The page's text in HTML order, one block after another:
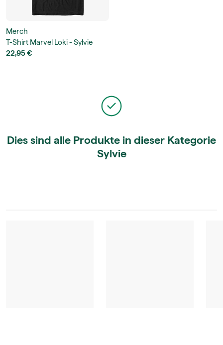
Merch
T-Shirt Marvel Loki - Sylvie
Joins Up Unisex T-Shirt
22,95 €
Dies sind alle Produkte in dieser Kategorie
Sylvie